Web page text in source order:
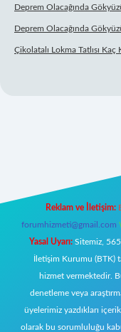
Deprem Olacağında
Deprem Olacağında
Çikolatalı Lokma Tatlısı Kaç
Reklam ve İletişim:
forumhizmeti@gmail.com
Yasal Uyarı: Sitemiz,
İletişim Kurumu (BTK)
hizmet vermektedir.
denetleme veya
üyelerimiz yazdıkları
olarak bu sorumluluğu